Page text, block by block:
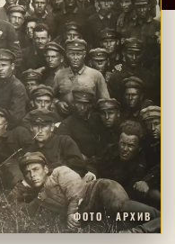
ФОТО · АРХИВ